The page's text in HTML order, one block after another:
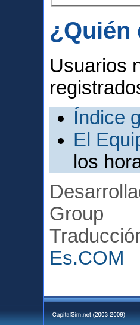
¿Quién
Usuarios
Índice
El
los
Group
Es.COM